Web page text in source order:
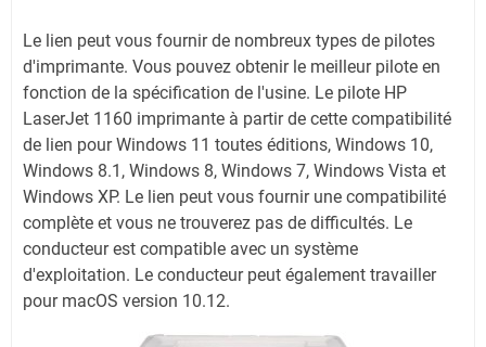
Le lien peut vous fournir de nombreux types de pilotes
d'imprimante. Vous pouvez obtenir le meilleur pilote en
fonction de la spécification de l'usine. Le pilote HP
LaserJet 1160 imprimante à partir de cette compatibilité
de lien pour Windows 11 toutes éditions, Windows 10,
Windows 8.1, Windows 8, Windows 7, Windows Vista et
Windows XP. Le lien peut vous fournir une compatibilité
complète et vous ne trouverez pas de difficultés. Le
conducteur est compatible avec un système
d'exploitation. Le conducteur peut également travailler
pour macOS version 10.12.